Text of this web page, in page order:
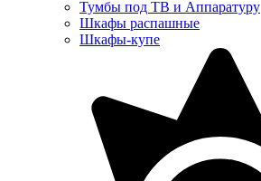
Тумбы под ТВ и Аппаратуру
Шкафы распашные
Шкафы-купе